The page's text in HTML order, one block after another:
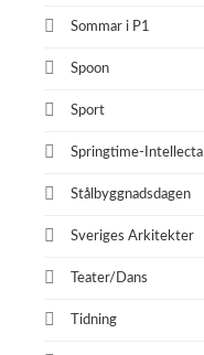
Sommar i P1
Spoon
Sport
Springtime-Intellecta
Stålbyggnadsdagen
Sveriges Arkitekter
Teater/Dans
Tidning